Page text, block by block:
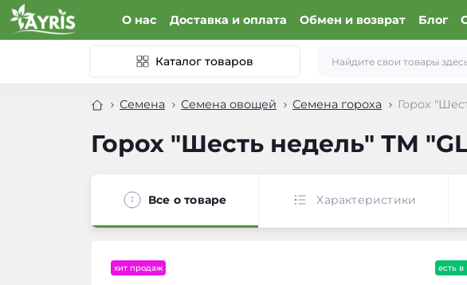
О нас Доставка и оплата Обмен и возврат Блог
Каталог товаров
Семена Семена овощей Семена гороха Горох
Горох "Шесть недель" ТМ
Все о товаре Характеристики
хит продаж есть